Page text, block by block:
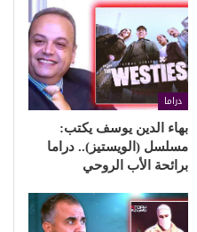
دراما
بهاء الدين يوسف يكتب:
مسلسل (الويستيز).. دراما
برائحة الأب الروحي